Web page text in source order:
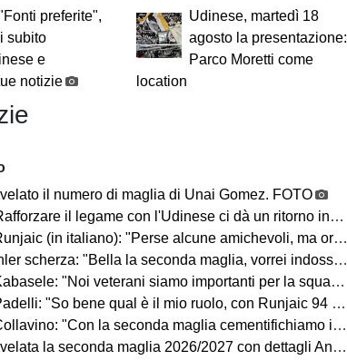
preferite",
subito
e
notizie
Udinese, martedì 18
agosto la presentazione:
Parco Moretti come
location
il numero di maglia di Unai Gomez. FOTO
il legame con l'Udinese ci dà un ritorno incredibile"
italiano): "Perse alcune amichevoli, ma ora arrivano le gare che conta vincere"
scherza: "Bella la seconda maglia, vorrei indossarla"
"Noi veterani siamo importanti per la squadra"
"So bene qual è il mio ruolo, con Runjaic 94 punti in due anni"
"Con la seconda maglia cementifichiamo il legame con il territorio"
la seconda maglia 2026/2027 con dettagli Anni '90. FOTO